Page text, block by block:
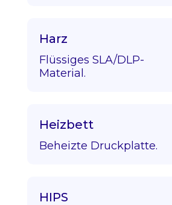
Harz
Flüssiges SLA/DLP-
Material.
Heizbett
Beheizte Druckplatte.
HIPS